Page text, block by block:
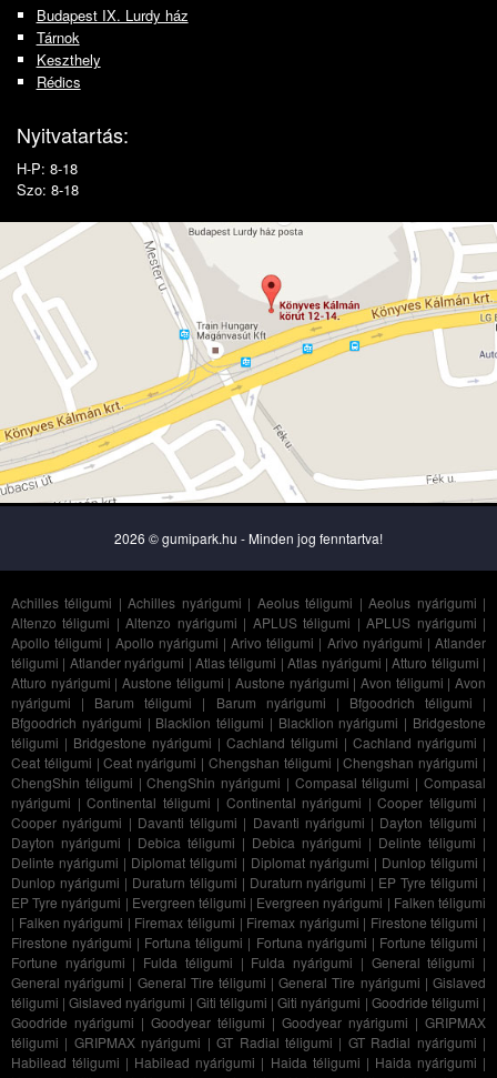
Budapest IX. Lurdy ház
Tárnok
Keszthely
Rédics
Nyitvatartás:
H-P: 8-18
Szo: 8-18
2026 © gumipark.hu - Minden jog fenntartva!
Achilles téligumi |Achilles nyárigumi | Aeolus téligumi |Aeolus nyárigumi |
Altenzo téligumi |Altenzo nyárigumi | APLUS téligumi |APLUS nyárigumi |
Apollo téligumi | Apollo nyárigumi |Arivo téligumi | Arivo nyárigumi |Atlander
téligumi | Atlander nyárigumi | Atlas téligumi |Atlas nyárigumi |Atturo téligumi |
Atturo nyárigumi |Austone téligumi |Austone nyárigumi |Avon téligumi |Avon
nyárigumi | Barum téligumi | Barum nyárigumi | Bfgoodrich téligumi |
Bfgoodrich nyárigumi | Blacklion téligumi | Blacklion nyárigumi | Bridgestone
téligumi | Bridgestone nyárigumi | Cachland téligumi | Cachland nyárigumi |
Ceat téligumi |Ceat nyárigumi | Chengshan téligumi |Chengshan nyárigumi |
ChengShin téligumi |ChengShin nyárigumi | Compasal téligumi |Compasal
nyárigumi | Continental téligumi | Continental nyárigumi | Cooper téligumi |
Cooper nyárigumi | Davanti téligumi | Davanti nyárigumi | Dayton téligumi |
Dayton nyárigumi | Debica téligumi | Debica nyárigumi | Delinte téligumi |
Delinte nyárigumi | Diplomat téligumi | Diplomat nyárigumi | Dunlop téligumi |
Dunlop nyárigumi | Duraturn téligumi | Duraturn nyárigumi | EP Tyre téligumi |
EP Tyre nyárigumi | Evergreen téligumi | Evergreen nyárigumi | Falken téligumi
| Falken nyárigumi | Firemax téligumi | Firemax nyárigumi | Firestone téligumi |
Firestone nyárigumi | Fortuna téligumi | Fortuna nyárigumi | Fortune téligumi |
Fortune nyárigumi | Fulda téligumi | Fulda nyárigumi | General téligumi |
General nyárigumi | General Tire téligumi |General Tire nyárigumi |Gislaved
téligumi |Gislaved nyárigumi | Giti téligumi |Giti nyárigumi | Goodride téligumi |
Goodride nyárigumi | Goodyear téligumi | Goodyear nyárigumi | GRIPMAX
téligumi | GRIPMAX nyárigumi |GT Radial téligumi | GT Radial nyárigumi |
Habilead téligumi | Habilead nyárigumi | Haida téligumi | Haida nyárigumi |